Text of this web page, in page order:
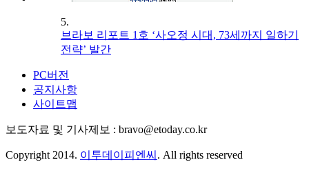
5.
브라보 리포트 1호 ‘사오정 시대, 73세까지 일하기
전략’ 발간
PC버전
공지사항
사이트맵
보도자료 및 기사제보 : bravo@etoday.co.kr
Copyright 2014. 이투데이피엔씨 . All rights reserved